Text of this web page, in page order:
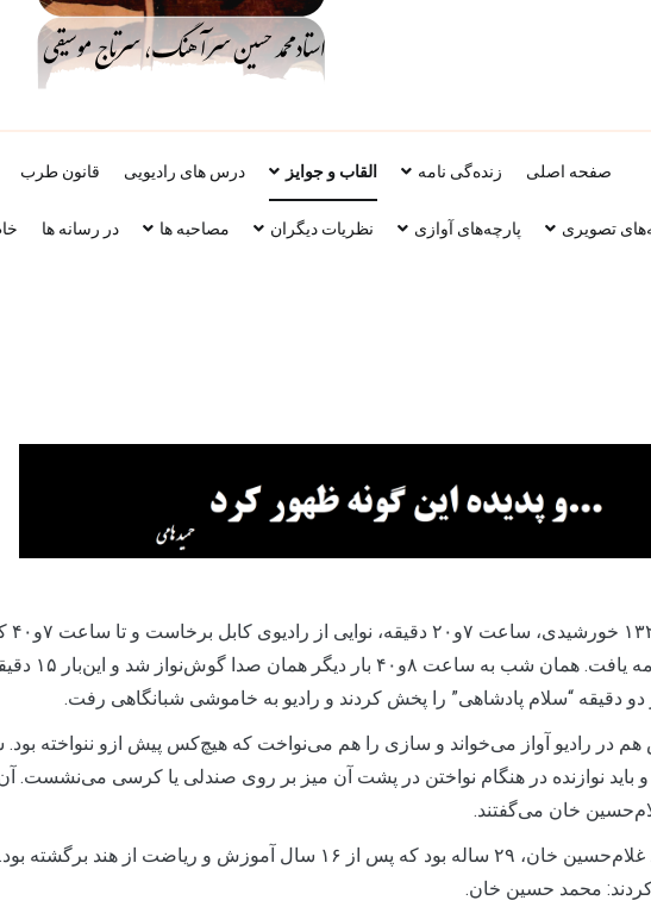
ویب سایت استاد محمد حسین صفحه اصلی زنده‌گی نامه القاب و جوایز درس های رادیویی قانون طرب
تصویری پارچه‌های آوازی نظریات دیگران مصاحبه ها در رسانه ها
شامگاهانِ جمعه ۱۴ قوس
زمان پخش اخبار روز بود، ادامه یافت. همان شب به ساعت ۸و۴۰ بار دیگر
دقیقه “سلام پادشاهی” را پخش کردند و رادیو به خاموشی شبانگاهی رفت.
هم در رادیو آواز می‌خواند و سازی را هم می‌نواخت که هیچ‌کس پیش ازو ننواخته
باید نوازنده در هنگام نواختن در پشت آن میز بر روی صندلی یا کرسی می‌نشست.
غلام‌حسین خان می‌گفتند.
محمد حسین خان، پسر استاد غلام‌حسین خان، ۲۹ ساله بود که پس از ۱۶ سال آموزش و ریاضت از هند برگشته
کردند: محمد حسین خان.